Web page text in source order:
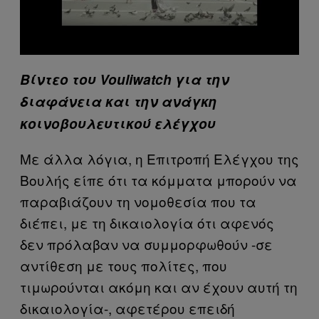
Βίντεο του Vouliwatch για την
διαφάνεια και την ανάγκη
κοινοβουλευτικού ελέγχου
Με άλλα λόγια, η Επιτροπή Ελέγχου της
Βουλής είπε ότι τα κόμματα μπορούν να
παραβιάζουν τη νομοθεσία που τα
διέπει, με τη δικαιολογία ότι αφενός
δεν πρόλαβαν να συμμορφωθούν -σε
αντίθεση με τους πολίτες, που
τιμωρούνται ακόμη και αν έχουν αυτή τη
δικαιολογία-, αφετέρου επειδή